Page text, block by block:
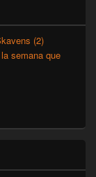
(2)
semana que